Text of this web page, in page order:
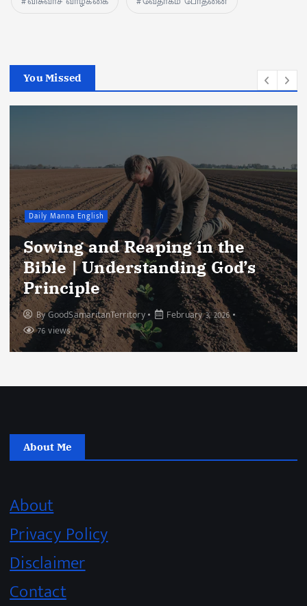
You Missed
Daily Manna English
Sowing and Reaping in the
Bible | Understanding God’s
Principle
ByGoodSamaritanTerritory
February 3, 2026
76 views
About Me
About
Privacy Policy
Disclaimer
Contact